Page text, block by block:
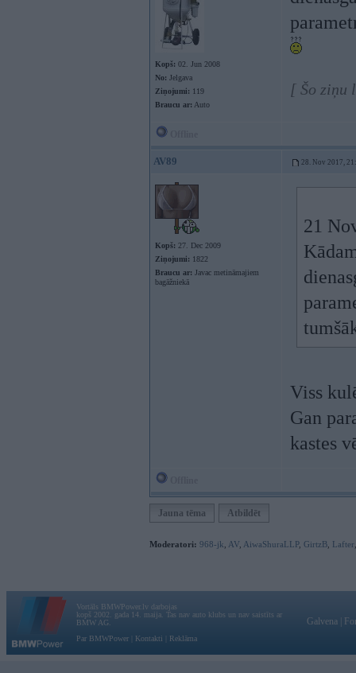
Kopš: 02. Jun 2008
No: Jelgava
Ziņojumi: 119
Braucu ar: Auto
[ Šo ziņu
AV89 28. Nov 2017,
Kopš: 27. Dec 2009
Ziņojumi: 1822
Braucu ar: Javac metināmajiem
bagāžniekā
21
Viss
Gan
kastes
Jauna tēma Atbildēt
Moderatori: 968-jk AV AiwaShuraLLP, GirtzB Lafter
Vortāls BMWPower.lv darbojas
kopš 2002. gada 14. maija. Tas nav auto klubs un nav saistīts ar
BMW AG.
Par BMWPower
Kontakti Reklāma
Galvena